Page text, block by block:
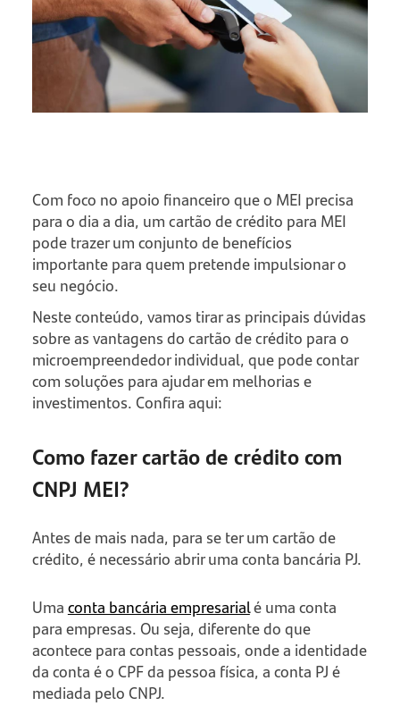
Com foco no apoio financeiro que o MEI precisa
para o dia a dia, um cartão de crédito para MEI
pode trazer um conjunto de benefícios
importante para quem pretende impulsionar o
seu negócio.
Neste conteúdo, vamos tirar as principais dúvidas
sobre as vantagens do cartão de crédito para o
microempreendedor individual, que pode contar
com soluções para ajudar em melhorias e
investimentos. Confira aqui:
Como fazer cartão de crédito com
CNPJ MEI?
Antes de mais nada, para se ter um cartão de
crédito, é necessário abrir uma conta bancária PJ.
Umaconta bancária empresarialé uma conta
para empresas. Ou seja, diferente do que
acontece para contas pessoais, onde a identidade
da conta é o CPF da pessoa física, a conta PJ é
mediada pelo CNPJ.